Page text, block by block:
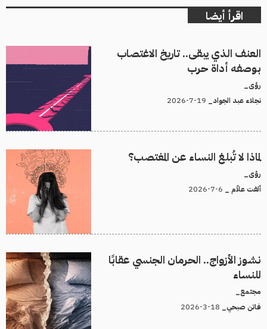
اقرأ أيضا
العنف الذي يبقى.. تاريخ الاغتصاب
بوصفه أداة حرب
رؤى_
نجلاء عبد الجواد_
لماذا لا تُبلغ النساء عن المغتصب؟
رؤى_
ألفت علاّم _
نشوز الأزواج.. الحرمان الجنسي عقابًا
للنساء
مجتمع_
فاتن صبحي_